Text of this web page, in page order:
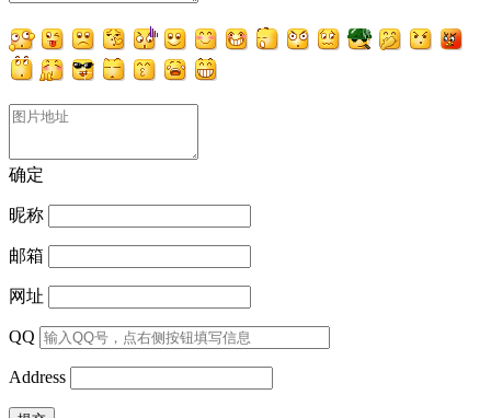
确定
昵称
邮箱
网址
QQ
Address